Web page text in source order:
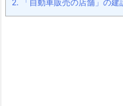
2. 「自動車販売の店舗」の建